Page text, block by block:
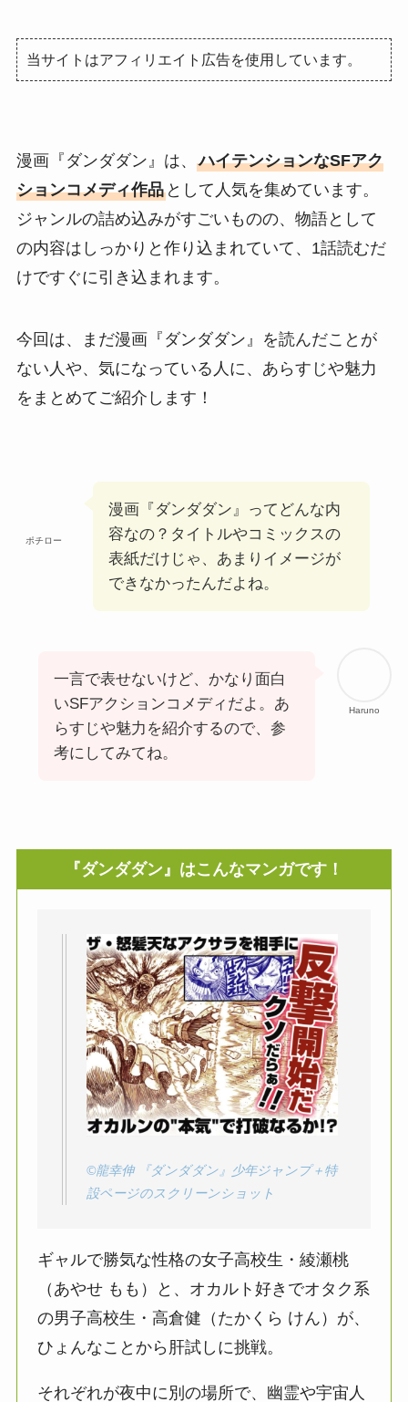
当サイトはアフィリエイト広告を使用しています。
漫画『ダンダダン』は、 ハイテンションなSFアク
ションコメディ作品として人気を集めています。
ジャンルの詰め込みがすごいものの、物語として
の内容はしっかりと作り込まれていて、1話読むだ
けですぐに引き込まれます。
今回は、まだ漫画『ダンダダン』を読んだことが
ない人や、気になっている人に、あらすじや魅力
をまとめてご紹介します！
ポチロー
漫画『ダンダダン』ってどんな内
容なの？タイトルやコミックスの
表紙だけじゃ、あまりイメージが
できなかったんだよね。
Haruno
一言で表せないけど、かなり面白
いSFアクションコメディだよ。あ
らすじや魅力を紹介するので、参
考にしてみてね。
『ダンダダン』はこんなマンガです！
©︎龍幸伸 『ダンダダン』少年ジャンプ＋特
設ページのスクリーンショット
ギャルで勝気な性格の女子高校生・綾瀬桃
（あやせ もも）と、オカルト好きでオタク系
の男子高校生・高倉健（たかくら けん）が、
ひょんなことから肝試しに挑戦。
それぞれが夜中に別の場所で、幽霊や宇宙人